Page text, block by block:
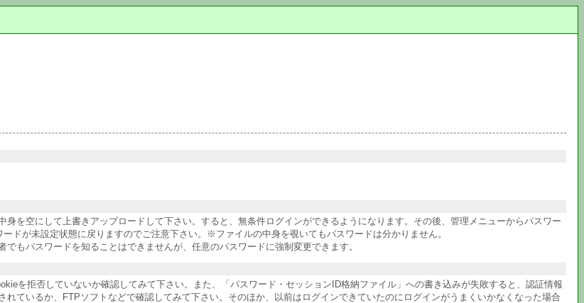
を空にして上書きアップロードして下さい。すると、無条件ログインができるようになります。その後、管理メニューからパスワー
ドが未設定状態に戻りますのでご注意下さい。※ファイルの中身を覗いてもパスワードは分かりません。
もパスワードを知ることはできませんが、任意のパスワードに強制変更できます。
を拒否していないか確認してみて下さい。また、「パスワード・セッションID格納ファイル」への書き込みが失敗すると、認証情報
ているか、FTPソフトなどで確認してみて下さい。そのほか、以前はログインできていたのにログインがうまくいかなくなった場合